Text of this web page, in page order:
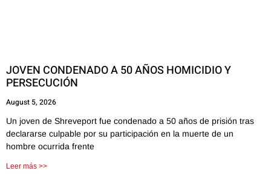
JOVEN CONDENADO A 50 AÑOS HOMICIDIO Y
PERSECUCIÓN
August 5, 2026
Un joven de Shreveport fue condenado a 50 años de prisión tras
declararse culpable por su participación en la muerte de un
hombre ocurrida frente
Leer más >>